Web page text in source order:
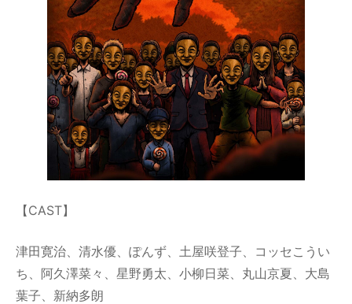
【CAST】
津田寛治、清水優、ぽんず、土屋咲登子、コッセこうい
ち、阿久澤菜々、星野勇太、小柳日菜、丸山京夏、大島
葉子、新納多朗